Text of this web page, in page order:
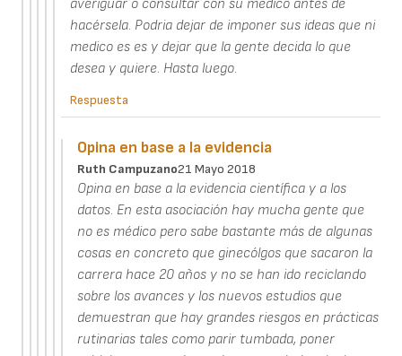
averiguar o consultar con su medico antes de
hacérsela. Podria dejar de imponer sus ideas que ni
medico es es y dejar que la gente decida lo que
desea y quiere. Hasta luego.
Respuesta
Opina en base a la evidencia
Ruth Campuzano21 Mayo 2018
Opina en base a la evidencia científica y a los
datos. En esta asociación hay mucha gente que
no es médico pero sabe bastante más de algunas
cosas en concreto que ginecólgos que sacaron la
carrera hace 20 años y no se han ido reciclando
sobre los avances y los nuevos estudios que
demuestran que hay grandes riesgos en prácticas
rutinarias tales como parir tumbada, poner